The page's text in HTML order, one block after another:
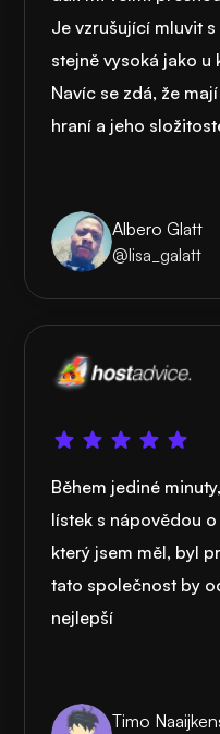
Je vzrušující mluvit
stejně vysoká jako u
Navíc se zdá, že
hraní a jeho
Albero Glatt
@lisa_galatt
Během jediné
lístek s nápovědou
který jsem měl, byl
tato společnost by
nejlepší
Timo